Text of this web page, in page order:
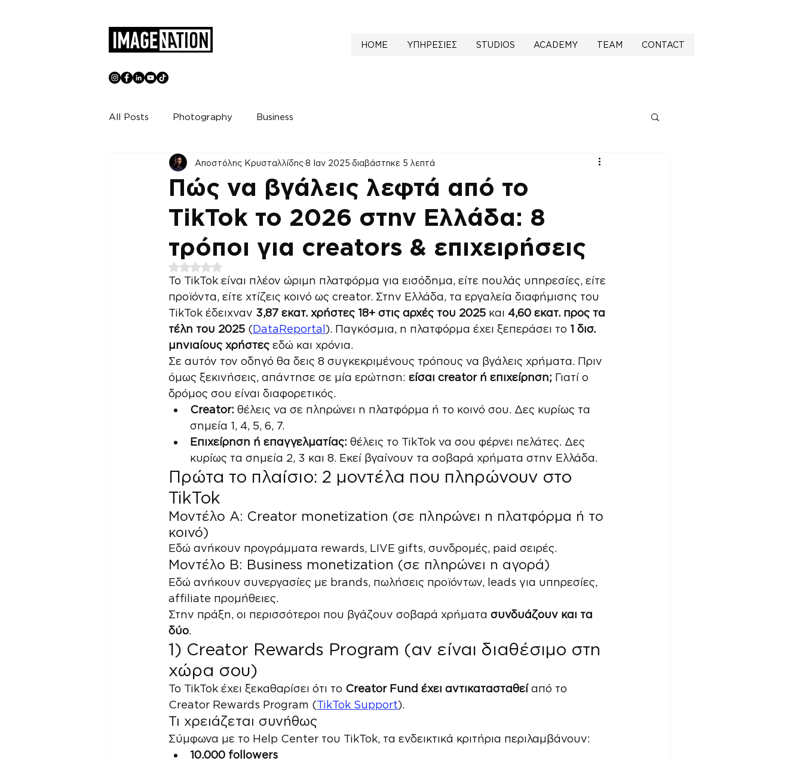
HOME ΥΠΗΡΕΣΙΕΣ STUDIOS ACADEMY TEAM CONTACT
All Posts Photography Business
Πώς να βγάλεις λεφτά από το
TikTok το 2026 στην Ελλάδα: 8
τρόποι για creators & επιχειρήσεις
Αποστόλης Κρυσταλλίδης 8 Ιαν 2025 διαβάστηκε 5 λεπτά
Βαθμολογήθηκε με NaN από 5 αστέρια.
Το TikTok είναι πλέον ώριμη πλατφόρμα για εισόδημα, είτε πουλάς υπηρεσίες, είτε
προϊόντα, είτε χτίζεις κοινό ως creator. Στην Ελλάδα, τα εργαλεία διαφήμισης του
TikTok έδειχναν 3,87 εκατ. χρήστες 18+ στις αρχές του 2025 και 4,60 εκατ. προς τα
τέλη του 2025 (DataReportal ). Παγκόσμια, η πλατφόρμα έχει ξεπεράσει το 1 δισ.
μηνιαίους χρήστες εδώ και χρόνια.
Σε αυτόν τον οδηγό θα δεις 8 συγκεκριμένους τρόπους να βγάλεις χρήματα. Πριν
όμως ξεκινήσεις, απάντησε σε μία ερώτηση: είσαι creator ή επιχείρηση; Γιατί ο
δρόμος σου είναι διαφορετικός.
Creator: θέλεις να σε πληρώνει η πλατφόρμα ή το κοινό σου. Δες κυρίως τα
σημεία 1, 4, 5, 6, 7.
Επιχείρηση ή επαγγελματίας: θέλεις το TikTok να σου φέρνει πελάτες. Δες
κυρίως τα σημεία 2, 3 και 8. Εκεί βγαίνουν τα σοβαρά χρήματα στην Ελλάδα.
Πρώτα το πλαίσιο: 2 μοντέλα που πληρώνουν στο
TikTok
Μοντέλο Α: Creator monetization (σε πληρώνει η πλατφόρμα ή το
κοινό)
Εδώ ανήκουν προγράμματα rewards, LIVE gifts, συνδρομές, paid σειρές.
Μοντέλο Β: Business monetization (σε πληρώνει η αγορά)
Εδώ ανήκουν συνεργασίες με brands, πωλήσεις προϊόντων, leads για υπηρεσίες,
affiliate προμήθειες.
Στην πράξη, οι περισσότεροι που βγάζουν σοβαρά χρήματα συνδυάζουν και τα
δύο.
1) Creator Rewards Program (αν είναι διαθέσιμο στη
χώρα σου)
Το TikTok έχει ξεκαθαρίσει ότι το Creator Fund έχει αντικατασταθεί από το
Creator Rewards Program (TikTok Support).
Τι χρειάζεται συνήθως
Σύμφωνα με το Help Center του TikTok, τα ενδεικτικά κριτήρια περιλαμβάνουν:
10.000 followers